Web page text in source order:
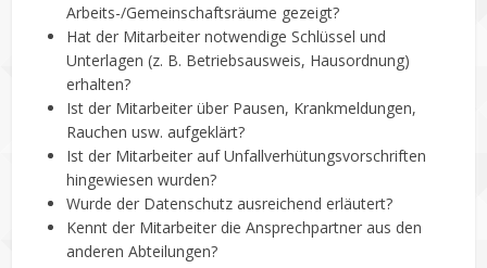
Arbeits-/Gemeinschaftsräume gezeigt?
Hat der Mitarbeiter notwendige Schlüssel und
Unterlagen (z. B. Betriebsausweis, Hausordnung)
erhalten?
Ist der Mitarbeiter über Pausen, Krankmeldungen,
Rauchen usw. aufgeklärt?
Ist der Mitarbeiter auf Unfallverhütungsvorschriften
hingewiesen wurden?
Wurde der Datenschutz ausreichend erläutert?
Kennt der Mitarbeiter die Ansprechpartner aus den
anderen Abteilungen?